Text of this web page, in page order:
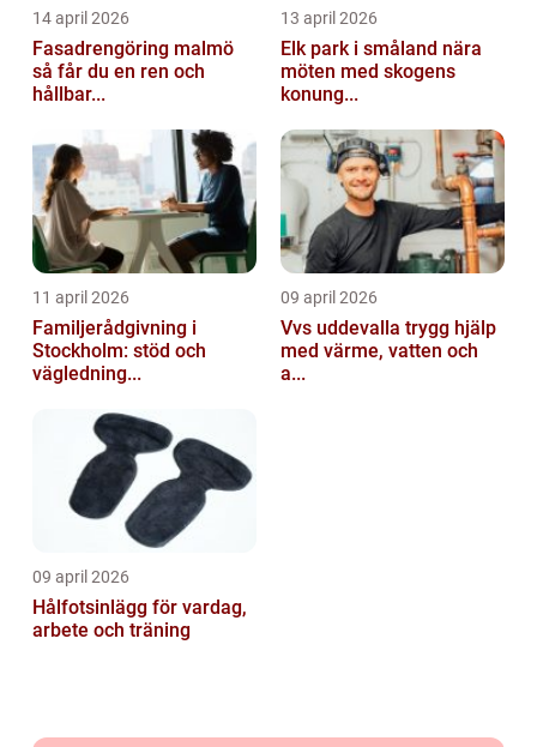
14 april 2026
Fasadrengöring malmö
så får du en ren och
hållbar...
13 april 2026
Elk park i småland nära
möten med skogens
konung...
11 april 2026
Familjerådgivning i
Stockholm: stöd och
vägledning...
09 april 2026
Vvs uddevalla trygg hjälp
med värme, vatten och
a...
09 april 2026
Hålfotsinlägg för vardag,
arbete och träning